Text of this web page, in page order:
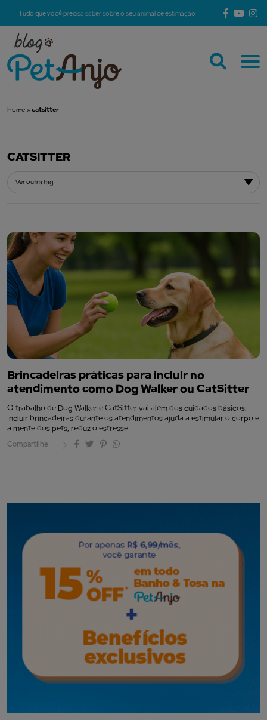
Tudo que você precisa saber sobre o seu animal de estimação
Home » catsitter
CATSITTER
Brincadeiras práticas para incluir no
atendimento como Dog Walker ou CatSitter
O trabalho de Dog Walker e CatSitter vai além dos cuidados básicos.
Incluir brincadeiras durante os atendimentos ajuda a estimular o corpo e
a mente dos pets, reduz o estresse
Compartilhe